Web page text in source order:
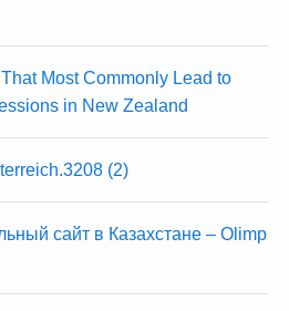
Most Commonly Lead to
in New Zealand
(2)
сайт в Казахстане – Olimp